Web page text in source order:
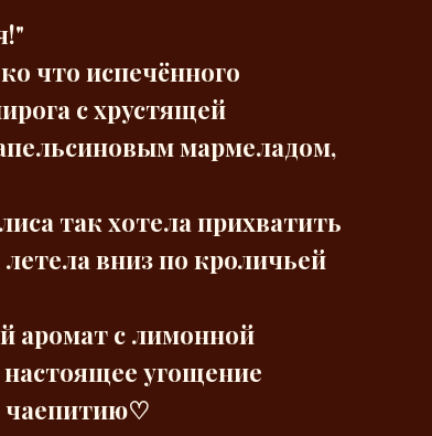
что испечённого
с хрустящей
мармеладом,
так хотела прихватить
летела вниз по кроличьей
аромат с лимонной
угощение
чаепитию♡